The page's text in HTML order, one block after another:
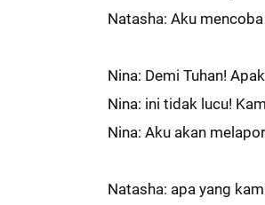
Natasha: Aku
Nina: Demi Tuhan!
Nina: ini tidak lucu!
Nina: Aku akan
Natasha: apa yang